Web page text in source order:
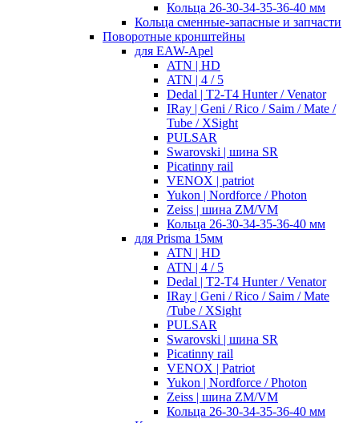
Кольца 26-30-34-35-36-40 мм
Кольца сменные-запасные и запчасти
Поворотные кронштейны
для EAW-Apel
ATN | HD
ATN | 4 / 5
Dedal | T2-T4 Hunter / Venator
IRay | Geni / Rico / Saim / Mate /
Tube / XSight
PULSAR
Swarovski | шина SR
Picatinny rail
VENOX | patriot
Yukon | Nordforce / Photon
Zeiss | шина ZM/VM
Кольца 26-30-34-35-36-40 мм
для Prisma 15мм
ATN | HD
ATN | 4 / 5
Dedal | T2-T4 Hunter / Venator
IRay | Geni / Rico / Saim / Mate
/Tube / XSight
PULSAR
Swarovski | шина SR
Picatinny rail
VENOX | Patriot
Yukon | Nordforce / Photon
Zeiss | шина ZM/VM
Кольца 26-30-34-35-36-40 мм